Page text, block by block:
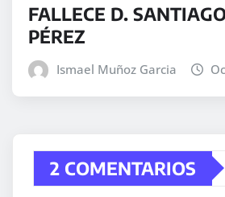
FALLECE D.
PÉREZ
Ismael Muñoz Garcia
2 COMENTARIOS